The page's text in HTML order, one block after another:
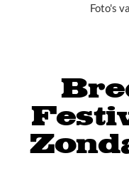
Over ons
Lezen
Foto's
Breda Jazz
Foto's